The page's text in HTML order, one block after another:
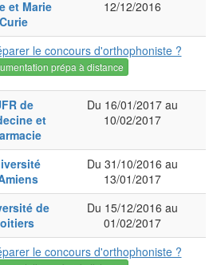
et Marie
Curie
12/12/2016
le concours d'orthophoniste ?
prépa à distance
de
et
Du 16/01/2017 au
10/02/2017
Du 31/10/2016 au
13/01/2017
de
Du 15/12/2016 au
01/02/2017
le concours d'orthophoniste ?